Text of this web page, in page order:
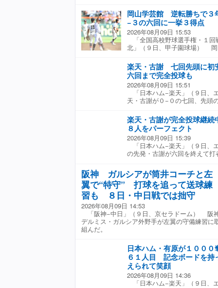
岡山学芸館 逆転勝ちで
−３の六回に一挙３得点
2026年08月09日 15:53
「全国高校野球選手権・１
北」（９日、甲子園球場） 岡
線は三回２死一、二塁の好機
た。 ２−３の六回には２死二
適時内野安打。一塁悪送球の
ひっくり返した。なおも２死
を放ちこの回一挙３得点と
林がスクイズを決めて１点を
楽天・古謝 七回先頭に
六回まで完全投球も
2026年08月09日 15:51
「日本ハム−楽天」（９日
天・古謝が０−０の七回、先頭
球を投げ、打者１８人を完全
水野の三塁前への送りバント
三塁へ。万波に前進守備の遊
打たれ、先制点を奪われた。
楽天・古謝が完全投球継
８人をパーフェクト
2026年08月09日 15:39
「日本ハム−楽天」（９日
の先発・古謝が六回を終えて
四回は水野を見逃し、万波を
どアウトを積み重ねた。 ６イ
三振。 完全試合を達成すれ
ジャース）が２０２２年４月
て以来で、４年ぶり、史上１
阪神 ガルシアが筒井コーチと左
翼で“特守” 打球を追って送球練
習も ８日・中日戦では拙守
2026年08月09日 14:53
「阪神−中日」（９日、京セラドーム） 阪
デルミス・ガルシア外野手が左翼の守備練習に
組んだ。
日本ハム・有原が１００
６１人目 記念ボードを持
えられて笑顔
2026年08月09日 14:36
「日本ハム−楽天」（９日